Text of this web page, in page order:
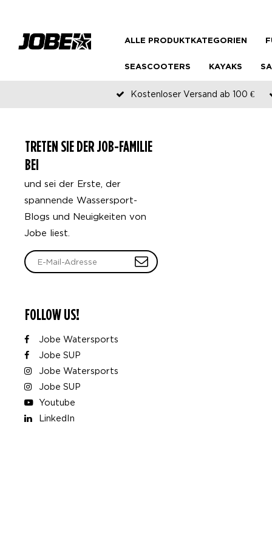
ALLE PRODUKTKATEGORIEN
SEASCOOTERS KAYAKS
Kostenloser Versand ab 100 €
TRETEN SIE DER JOB-FAMILIE
BEI
und sei der Erste, der
spannende Wassersport-
Blogs und Neuigkeiten von
Jobe liest.
FOLLOW US!
Jobe Watersports
Jobe SUP
Jobe Watersports
Jobe SUP
Youtube
LinkedIn